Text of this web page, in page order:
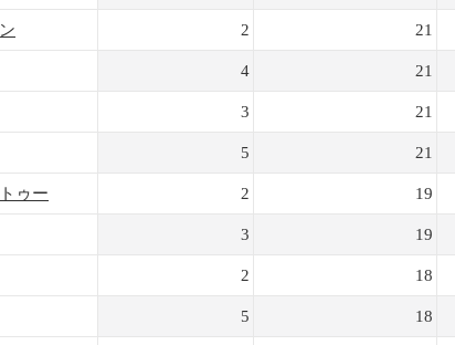
2 21
4 21
3 21
5 21
ゥー 2 19
3 19
2 18
5 18